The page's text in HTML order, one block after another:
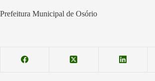
Prefeitura Municipal de Osório